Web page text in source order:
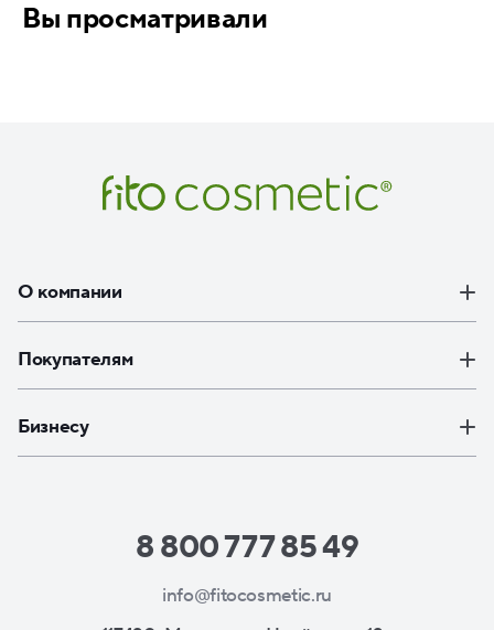
Вы просматривали
О компании
Покупателям
Бизнесу
8 800 777 85 49
info@fitocosmetic.ru